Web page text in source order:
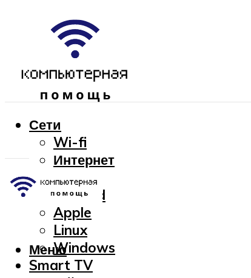
Сети
Wi-fi
Интернет
OC
Android
Apple
Linux
Windows
Smart TV
Меню